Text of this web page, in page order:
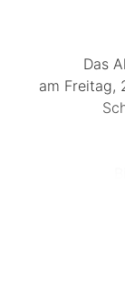
Das
am Freitag,